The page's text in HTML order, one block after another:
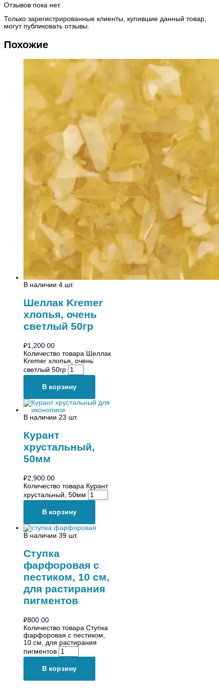
Отзывов пока нет.
Только зарегистрированные клиенты, купившие данный товар,
могут публиковать отзывы.
Похожие
В наличии 4 шт.
Шеллак Kremer
хлопья, очень
светлый 50гр
₽1,200.00
Количество товара Шеллак
Kremer хлопья, очень
светлый 50гр
В корзину
В наличии 23 шт.
Курант
хрустальный,
50мм
₽2,900.00
Количество товара Курант
хрустальный, 50мм
В корзину
В наличии 39 шт.
Ступка
фарфоровая с
пестиком, 10 см,
для растирания
пигментов
₽800.00
Количество товара Ступка
фарфоровая с пестиком,
10 см, для растирания
пигментов
В корзину